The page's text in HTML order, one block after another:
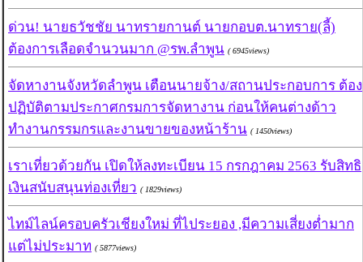
ด่วน! นายธวัชชัย นาทรายกานต์ นายกอบต.นาทราย(ลี้)
ต้องการเลือดจำนวนมาก @รพ.ลำพูน ( 6945views)
จัดหางานจังหวัดลำพูน เตือนนายจ้าง/สถานประกอบการ ต้อง
ปฏิบัติตามประกาศกรมการจัดหางาน ก่อนให้คนต่างด้าว
ทำงานกรรมกรและงานขายของหน้าร้าน ( 1450views)
เราเที่ยวด้วยกัน เปิดให้ลงทะเบียน 15 กรกฎาคม 2563 รับสิทธิ
เงินสนับสนุนท่องเที่ยว ( 1829views)
ไทม์ไลน์ครอบครัวเชียงใหม่ ที่ไประยอง ,มีความเสี่ยงต่ำมาก
แต่ไม่ประมาท ( 5877views)